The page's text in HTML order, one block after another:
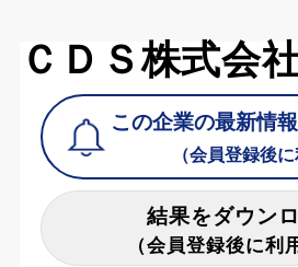
ＣＤＳ株式会
この企業の最新情
（会員登録後に
結果をダウン
（会員登録後に利